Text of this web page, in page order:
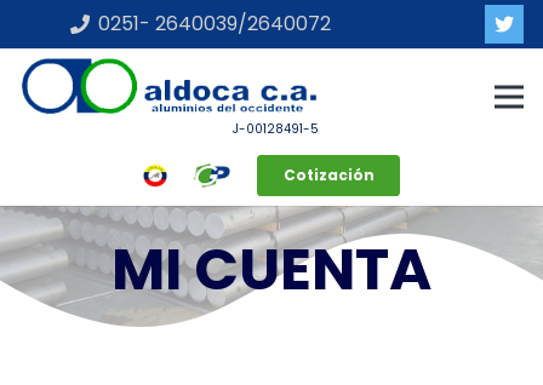
0251- 2640039/2640072
J-00128491-5
Cotización
MI CUENTA